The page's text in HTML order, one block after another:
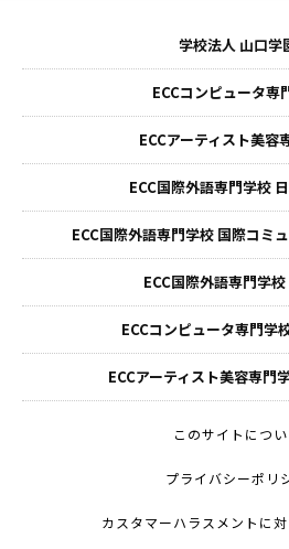
学校法人 山口学
ECCコンピュータ専
ECCアーティスト美容
ECC国際外語専門学校
ECC国際外語専門学校 国際コミ
ECC国際外語専門学校
ECCコンピュータ専門学
ECCアーティスト美容専門
このサイトにつ
プライバシーポリ
カスタマーハラスメントに